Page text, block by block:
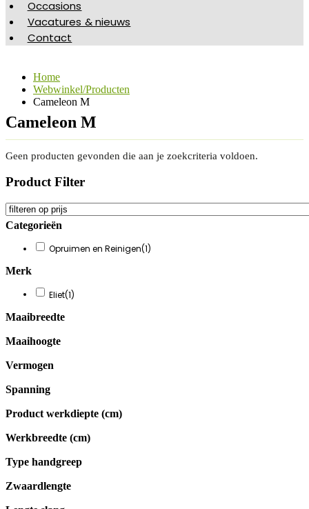
Occasions
Vacatures & nieuws
Contact
Home
Webwinkel/Producten
Cameleon M
Cameleon M
Geen producten gevonden die aan je zoekcriteria voldoen.
Product Filter
Categorieën
Opruimen en Reinigen(1)
Merk
Eliet(1)
Maaibreedte
Maaihoogte
Vermogen
Spanning
Product werkdiepte (cm)
Werkbreedte (cm)
Type handgreep
Zwaardlengte